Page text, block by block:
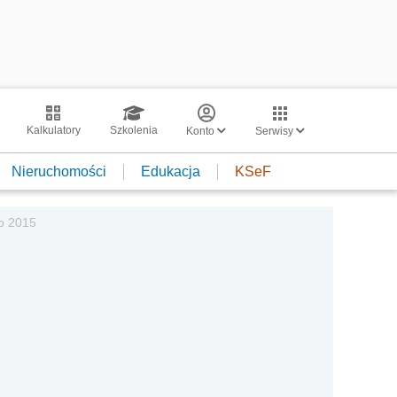
Kalkulatory Szkolenia Konto Serwisy
Nieruchomości Edukacja KSeF
2015